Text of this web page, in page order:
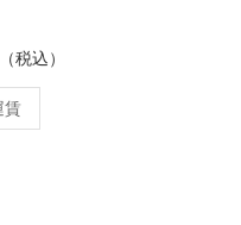
税込）
賃